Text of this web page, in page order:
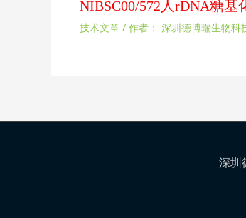
NIBSC00/572人rDNA糖
技术文章 / 作者： 深圳德博瑞生物科
深圳